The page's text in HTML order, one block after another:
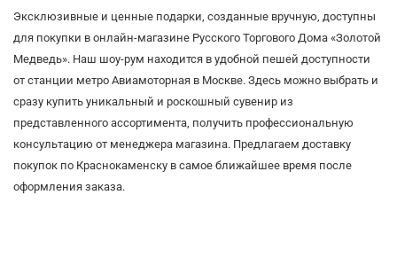
Эксклюзивные и ценные подарки, созданные вручную, доступны
для покупки в онлайн-магазине Русского Торгового Дома «Золотой
Медведь». Наш шоу-рум находится в удобной пешей доступности
от станции метро Авиамоторная в Москве. Здесь можно выбрать и
сразу купить уникальный и роскошный сувенир из
представленного ассортимента, получить профессиональную
консультацию от менеджера магазина. Предлагаем доставку
покупок по Краснокаменску в самое ближайшее время после
оформления заказа.